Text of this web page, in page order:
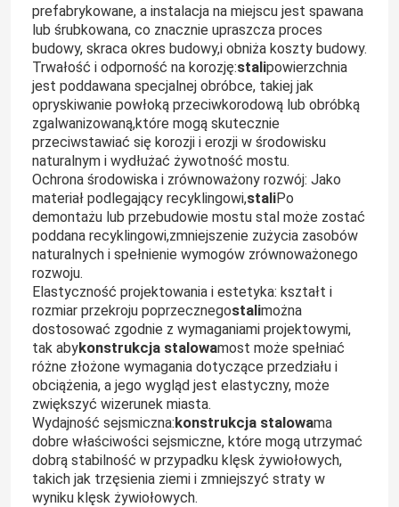
Do domu
Produkty
O nas
Wycieczka po fabryce
Kontrola jakości
prefabrykowane, a instalacja na miejscu jest spawana
lub śrubkowana, co znacznie upraszcza proces
budowy, skraca okres budowy,i obniża koszty budowy.
Trwałość i odporność na korozję:stalipowierzchnia
jest poddawana specjalnej obróbce, takiej jak
opryskiwanie powłoką przeciwkorodową lub obróbką
zgalwanizowaną,które mogą skutecznie
przeciwstawiać się korozji i erozji w środowisku
naturalnym i wydłużać żywotność mostu.
Ochrona środowiska i zrównoważony rozwój: Jako
materiał podlegający recyklingowi,staliPo
demontażu lub przebudowie mostu stal może zostać
poddana recyklingowi,zmniejszenie zużycia zasobów
naturalnych i spełnienie wymogów zrównoważonego
rozwoju.
Elastyczność projektowania i estetyka: kształt i
rozmiar przekroju poprzecznegostalimożna
dostosować zgodnie z wymaganiami projektowymi,
tak abykonstrukcja stalowamost może spełniać
różne złożone wymagania dotyczące przedziału i
obciążenia, a jego wygląd jest elastyczny, może
zwiększyć wizerunek miasta.
Wydajność sejsmiczna:konstrukcja stalowama
dobre właściwości sejsmiczne, które mogą utrzymać
dobrą stabilność w przypadku klęsk żywiołowych,
takich jak trzęsienia ziemi i zmniejszyć straty w
wyniku klęsk żywiołowych.